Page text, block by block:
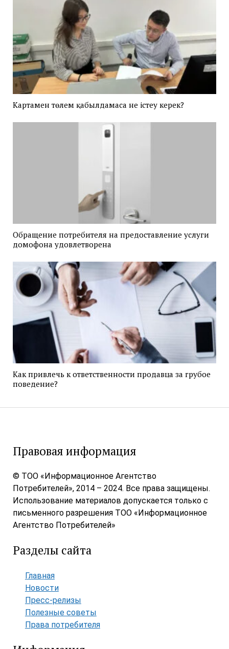
Картамен төлем қабылдамаса не істеу керек?
Обращение потребителя на предоставление услуги
домофона удовлетворена
Как привлечь к ответственности продавца за грубое
поведение?
Правовая информация
© ТОО «Информационное Агентство
Потребителей», 2014 – 2024. Все права защищены.
Использование материалов допускается только с
письменного разрешения ТОО «Информационное
Агентство Потребителей»
Разделы сайта
Главная
Новости
Пресс-релизы
Полезные советы
Права потребителя